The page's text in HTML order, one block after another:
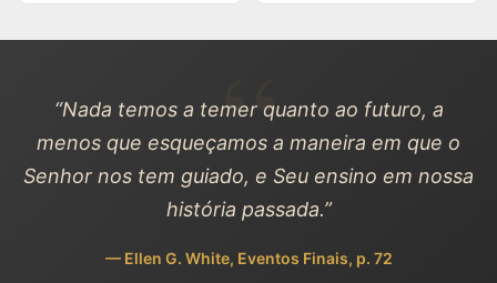
“Nada temos a temer quanto ao futuro, a
menos que esqueçamos a maneira em que o
Senhor nos tem guiado, e Seu ensino em nossa
história passada.”
— Ellen G. White, Eventos Finais, p. 72